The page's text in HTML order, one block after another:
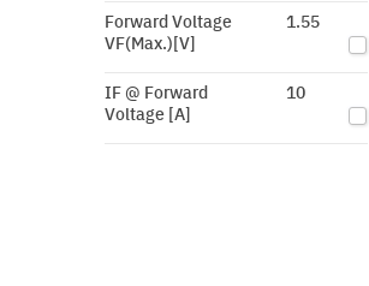
Forward Voltage
VF(Max.)[V]
1.55
IF @ Forward
Voltage [A]
10